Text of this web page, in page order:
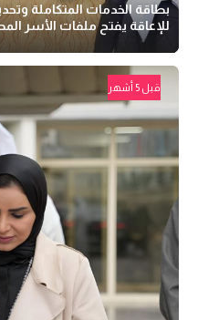
بطاقة الخدمات المتكاملة
للإعاقة يفتح ملفات الأسر
قبل 5 أشهر